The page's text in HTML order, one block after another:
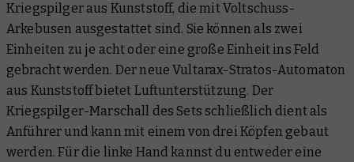
Kriegspilger aus Kunststoff, die mit Voltschuss-
Arkebusen ausgestattet sind. Sie können als zwei
Einheiten zu je acht oder eine große Einheit ins Feld
gebracht werden. Der neue Vultarax-Stratos-Automaton
aus Kunststoff bietet Luftunterstützung. Der
Kriegspilger-Marschall des Sets schließlich dient als
Anführer und kann mit einem von drei Köpfen gebaut
werden. Für die linke Hand kannst du entweder eine